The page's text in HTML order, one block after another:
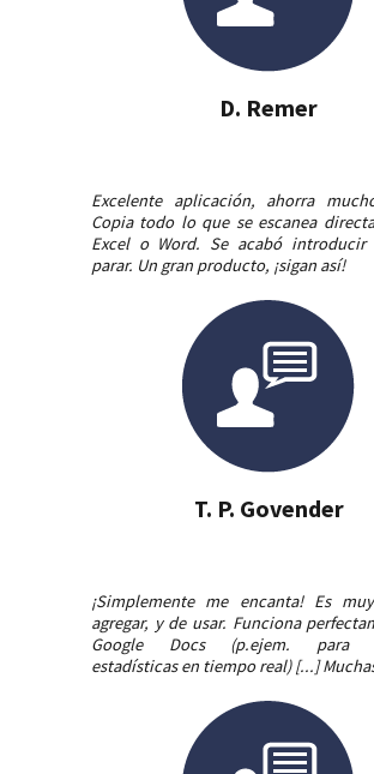
D. Remer
Excelente aplicación, ahorra
Copia todo lo que se escanea
Excel o Word. Se acabó introducir
parar. Un gran producto, ¡sigan así!
T. P. Govender
¡Simplemente me encanta! Es
agregar, y de usar. Funciona
Google Docs (p.ejem. para
estadísticas en tiempo real) [...]